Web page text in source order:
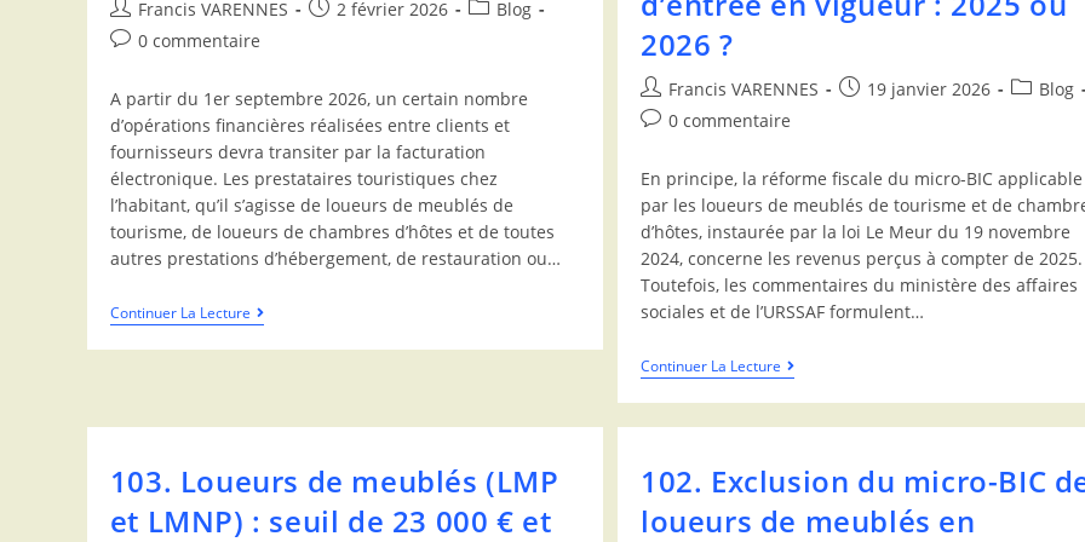
Francis VARENNES 2 février 2026
Blog
0 commentaire
A partir du 1er septembre 2026, un certain nombre
d’opérations financières réalisées entre clients et
fournisseurs devra transiter par la facturation
électronique. Les prestataires touristiques chez
l’habitant, qu’il s’agisse de loueurs de meublés de
tourisme, de loueurs de chambres d’hôtes et de toutes
autres prestations d’hébergement, de restauration ou…
Continuer La Lecture
2026 ?
Francis VARENNES 19 janvier 2026
Blog
0 commentaire
En principe, la réforme fiscale du micro-BIC applicable
par les loueurs de meublés de tourisme et de
d’hôtes, instaurée par la loi Le Meur du 19 novembre
2024, concerne les revenus perçus à compter de 2025.
Toutefois, les commentaires du ministère des affaires
sociales et de l’URSSAF formulent…
Continuer La Lecture
103. Loueurs de meublés (LMP
et LMNP) : seuil de 23 000 € et
102. Exclusion du micro-BIC
loueurs de meublés en